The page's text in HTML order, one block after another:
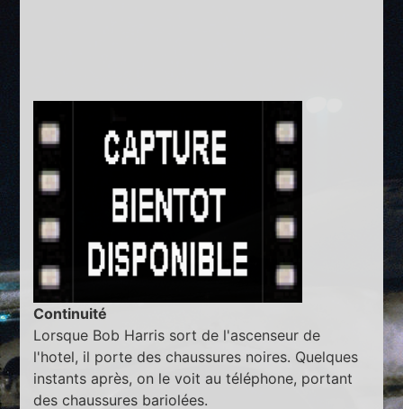
Continuité
Lorsque Bob Harris sort de l'ascenseur de
l'hotel, il porte des chaussures noires. Quelques
instants après, on le voit au téléphone, portant
des chaussures bariolées.